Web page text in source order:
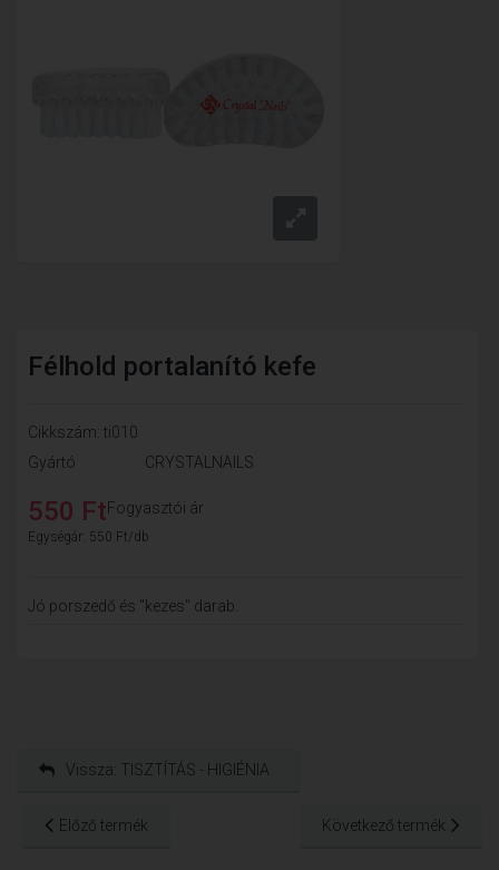
Félhold portalanító kefe
Cikkszám: ti010
Gyártó
CRYSTALNAILS
Fogyasztói ár
550 Ft
Egységár: 550 Ft/db
Jó porszedő és "kezes" darab.
Vissza: TISZTÍTÁS - HIGIÉNIA
Előző termék Következő termék